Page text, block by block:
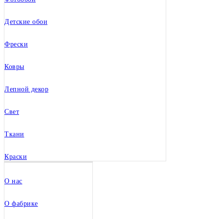
Детские обои
Фрески
Ковры
Лепной декор
Свет
Ткани
Краски
О нас
О фабрике